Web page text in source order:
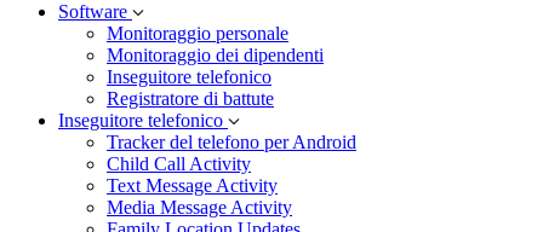
Software
Monitoraggio personale
Monitoraggio dei dipendenti
Inseguitore telefonico
Registratore di battute
Inseguitore telefonico
Tracker del telefono per Android
Child Call Activity
Text Message Activity
Media Message Activity